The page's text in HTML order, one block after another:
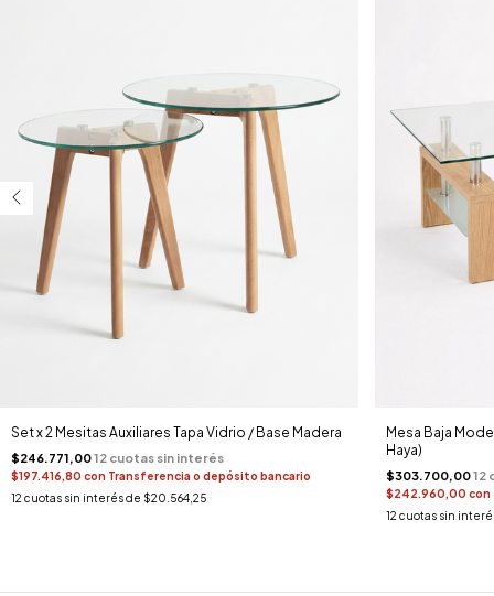
Set x 2 Mesitas Auxiliares Tapa Vidrio / Base Madera
$246.771,00
$197.416,80 con Transferencia o depósito bancario
12 cuotas sin interés de $20.564,25
Mesa Baja
Haya)
$303.700,00
$242.960,00 con
12 cuotas sin